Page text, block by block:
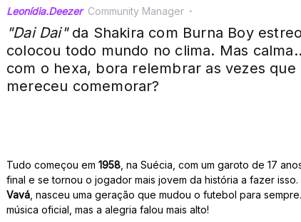
Leonídia.Deezer Community Manager
"Dai Dai"da Shakira com Burna Boy
colocou todo mundo no clima. Mas
com o hexa, bora relembrar as vezes
mereceu comemorar?
Tudo começou em 1958 , na Suécia, com um garoto de 17
final e se tornou o jogador mais jovem da história a fazer
Vavá , nasceu uma geração que mudou o futebol para
música oficial, mas a alegria falou mais alto!